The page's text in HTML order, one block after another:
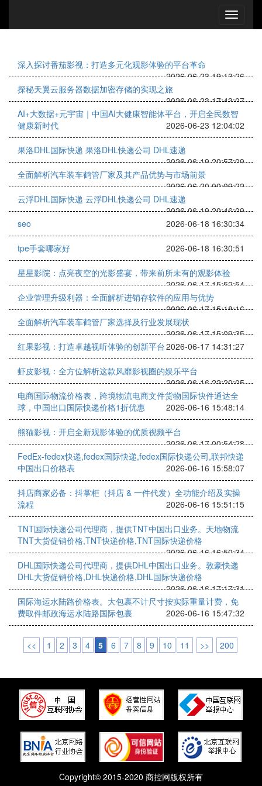
深入探讨番茄影视：打造多元化观影体验的平台革命
2026-06-23 19:13:26
探秘天翼云服务器数据加密存储的实现之旅
2026-06-23 17:43:07
AI+大数据+元宇宙｜中国AI大健康智能体平台，开启全民数智
健康新时代
2026-06-23 12:04:02
果洛DHL国际快递 果洛DHL快递公司 DHL速递
2026-06-19 20:57:09
全面解析汽车装车鹤管厂家及其产品优势与市场前景
2026-06-20 00:09:22
云浮DHL国际快递 云浮DHL快递公司 DHL速递
2026-06-19 20:46:09
seo
2026-06-18 16:30:34
tpe手套哪家好 2026-06-18 16:30:51
星星影院：点亮夜空的光影盛宴，带来前所未有的观影体验
2026-06-17 15:52:54
企业管理升级利器：全面解析进销存软件的应用与优势
2026-06-17 15:18:16
全面解析汽车装车鹤管厂家选择及行业发展现状
2026-06-17 15:09:35
红果影视：打造卓越视听体验的创新平台2026-06-17 14:31:27
虾皮影视：全方位解析这款风靡影视圈的娱乐平台
2026-06-16 22:20:05
电商国际物流价格表，跨境物流电商文件货物国际快件通达全
球，中国出口国际快递价格1折优惠
2026-06-16 15:48:14
熊猫影视：开启全新观影体验的优质视频平台
2026-06-17 00:54:28
FedEx-fedex快递,fedex国际快递,fedex国际快递公司,联邦快递
中国出口价格表
2026-06-16 15:58:07
抖店商家必备：抖掌柜（抖店 & 一件代发）全功能介绍及实操
流程
2026-06-16 15:51:15
TNT国际快递公司代理商，提供TNT中国出口业务。天地物流
TNT大货促销价格,TNT快递价格,TNT国际快递价格
2026-06-16 16:50:34
DHL国际快递公司代理商，提供DHL中国出口业务。敦豪快递
DHL大货促销价格,DHL快递价格,DHL国际快递价格
2026-06-16 17:17:31
国际海运水陆路价格表。大包裹不计尺寸按实际重量计费，免
费取件邮政海运水陆路国际包裹
2026-06-16 15:47:32
<< 1 2 3 4 5 6 7 8 9 10 11 >> 200
Copyright© 2015-2020 商控网版权所有